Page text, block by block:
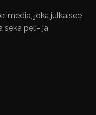
joka julkaisee
sekä peli- ja